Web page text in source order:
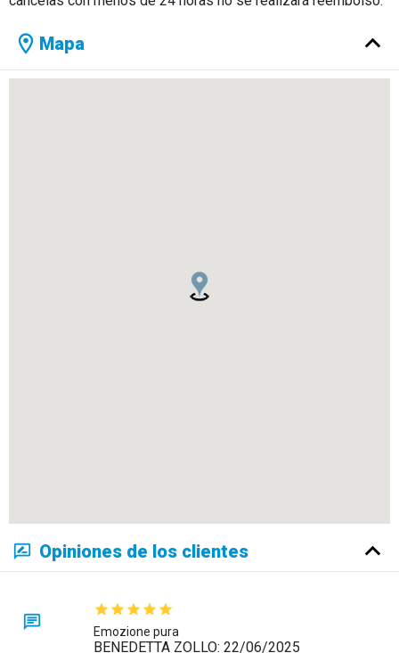
Mapa
Opiniones de los clientes
Emozione pura
BENEDETTA ZOLLO: 22/06/2025